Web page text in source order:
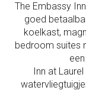
The Embassy
goed
koelkast,
bedroom suites
Inn at